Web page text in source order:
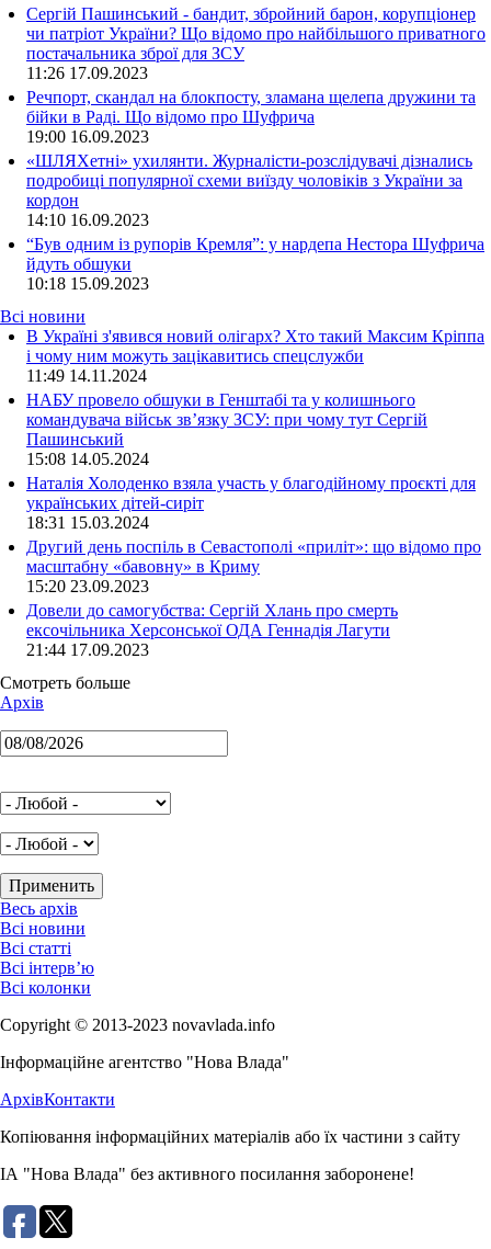
Сергій Пашинський - бандит, збройний барон, корупціонер
чи патріот України? Що відомо про найбільшого приватного
постачальника зброї для ЗСУ
11:26 17.09.2023
Речпорт, скандал на блокпосту, зламана щелепа дружини та
бійки в Раді. Що відомо про Шуфрича
19:00 16.09.2023
«ШЛЯХетні» ухилянти. Журналісти-розслідувачі дізнались
подробиці популярної схеми виїзду чоловіків з України за
кордон
14:10 16.09.2023
“Був одним із рупорів Кремля”: у нардепа Нестора Шуфрича
йдуть обшуки
10:18 15.09.2023
Всі новини
В Україні з'явився новий олігарх? Хто такий Максим Кріппа
і чому ним можуть зацікавитись спецслужби
11:49 14.11.2024
НАБУ провело обшуки в Генштабі та у колишнього
командувача військ зв’язку ЗСУ: при чому тут Сергій
Пашинський
15:08 14.05.2024
Наталія Холоденко взяла участь у благодійному проєкті для
українських дітей-сиріт
18:31 15.03.2024
Другий день поспіль в Севастополі «приліт»: що відомо про
масштабну «бавовну» в Криму
15:20 23.09.2023
Довели до самогубства: Сергій Хлань про смерть
ексочільника Херсонської ОДА Геннадія Лагути
21:44 17.09.2023
Смотреть больше
Архів
Весь архів
Всі новини
Всі статті
Всі інтерв’ю
Всі колонки
Copyright © 2013-2023 novavlada.info
Інформаційне агентство "Нова Влада"
АрхівКонтакти
Копіювання інформаційних матеріалів або їх частини з сайту
ІА "Нова Влада" без активного посилання заборонене!